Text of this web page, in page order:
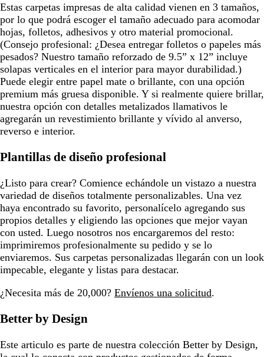
Estas carpetas impresas de alta calidad vienen en 3 tamaños,
por lo que podrá escoger el tamaño adecuado para acomodar
hojas, folletos, adhesivos y otro material promocional.
(Consejo profesional: ¿Desea entregar folletos o papeles más
pesados? Nuestro tamaño reforzado de 9.5” x 12” incluye
solapas verticales en el interior para mayor durabilidad.)
Puede elegir entre papel mate o brillante, con una opción
premium más gruesa disponible. Y si realmente quiere brillar,
nuestra opción con detalles metalizados llamativos le
agregarán un revestimiento brillante y vívido al anverso,
reverso e interior.
Plantillas de diseño profesional
¿Listo para crear? Comience echándole un vistazo a nuestra
variedad de diseños totalmente personalizables. Una vez
haya encontrado su favorito, personalícelo agregando sus
propios detalles y eligiendo las opciones que mejor vayan
con usted. Luego nosotros nos encargaremos del resto:
imprimiremos profesionalmente su pedido y se lo
enviaremos. Sus carpetas personalizadas llegarán con un look
impecable, elegante y listas para destacar.
¿Necesita más de 20,000? Envíenos una solicitud.
Better by Design
Este articulo es parte de nuestra colección Better by Design,